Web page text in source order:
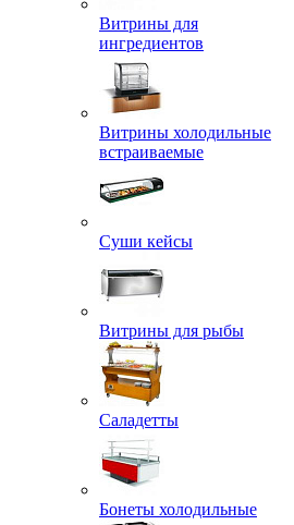
Витрины для
ингредиентов
Витрины холодильные
встраиваемые
Суши кейсы
Витрины для рыбы
Саладетты
Бонеты холодильные